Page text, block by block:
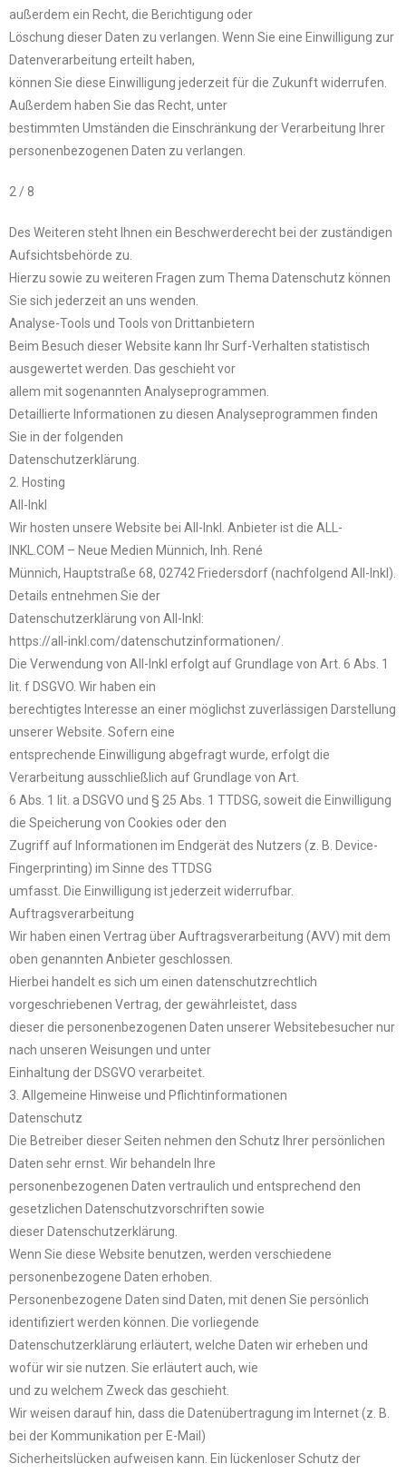
außerdem ein Recht, die Berichtigung oder
Löschung dieser Daten zu verlangen. Wenn Sie eine Einwilligung zur
Datenverarbeitung erteilt haben,
können Sie diese Einwilligung jederzeit für die Zukunft widerrufen.
Außerdem haben Sie das Recht, unter
bestimmten Umständen die Einschränkung der Verarbeitung Ihrer
personenbezogenen Daten zu verlangen.
2 / 8
Des Weiteren steht Ihnen ein Beschwerderecht bei der zuständigen
Aufsichtsbehörde zu.
Hierzu sowie zu weiteren Fragen zum Thema Datenschutz können
Sie sich jederzeit an uns wenden.
Analyse-Tools und Tools von Drittanbietern
Beim Besuch dieser Website kann Ihr Surf-Verhalten statistisch
ausgewertet werden. Das geschieht vor
allem mit sogenannten Analyseprogrammen.
Detaillierte Informationen zu diesen Analyseprogrammen finden
Sie in der folgenden
Datenschutzerklärung.
2. Hosting
All-Inkl
Wir hosten unsere Website bei All-Inkl. Anbieter ist die ALL-
INKL.COM – Neue Medien Münnich, Inh. René
Münnich, Hauptstraße 68, 02742 Friedersdorf (nachfolgend All-Inkl).
Details entnehmen Sie der
Datenschutzerklärung von All-Inkl:
https://all-inkl.com/datenschutzinformationen/.
Die Verwendung von All-Inkl erfolgt auf Grundlage von Art. 6 Abs. 1
lit. f DSGVO. Wir haben ein
berechtigtes Interesse an einer möglichst zuverlässigen Darstellung
unserer Website. Sofern eine
entsprechende Einwilligung abgefragt wurde, erfolgt die
Verarbeitung ausschließlich auf Grundlage von Art.
6 Abs. 1 lit. a DSGVO und § 25 Abs. 1 TTDSG, soweit die Einwilligung
die Speicherung von Cookies oder den
Zugriff auf Informationen im Endgerät des Nutzers (z. B. Device-
Fingerprinting) im Sinne des TTDSG
umfasst. Die Einwilligung ist jederzeit widerrufbar.
Auftragsverarbeitung
Wir haben einen Vertrag über Auftragsverarbeitung (AVV) mit dem
oben genannten Anbieter geschlossen.
Hierbei handelt es sich um einen datenschutzrechtlich
vorgeschriebenen Vertrag, der gewährleistet, dass
dieser die personenbezogenen Daten unserer Websitebesucher nur
nach unseren Weisungen und unter
Einhaltung der DSGVO verarbeitet.
3. Allgemeine Hinweise und Pflichtinformationen
Datenschutz
Die Betreiber dieser Seiten nehmen den Schutz Ihrer persönlichen
Daten sehr ernst. Wir behandeln Ihre
personenbezogenen Daten vertraulich und entsprechend den
gesetzlichen Datenschutzvorschriften sowie
dieser Datenschutzerklärung.
Wenn Sie diese Website benutzen, werden verschiedene
personenbezogene Daten erhoben.
Personenbezogene Daten sind Daten, mit denen Sie persönlich
identifiziert werden können. Die vorliegende
Datenschutzerklärung erläutert, welche Daten wir erheben und
wofür wir sie nutzen. Sie erläutert auch, wie
und zu welchem Zweck das geschieht.
Wir weisen darauf hin, dass die Datenübertragung im Internet (z. B.
bei der Kommunikation per E-Mail)
Sicherheitslücken aufweisen kann. Ein lückenloser Schutz der